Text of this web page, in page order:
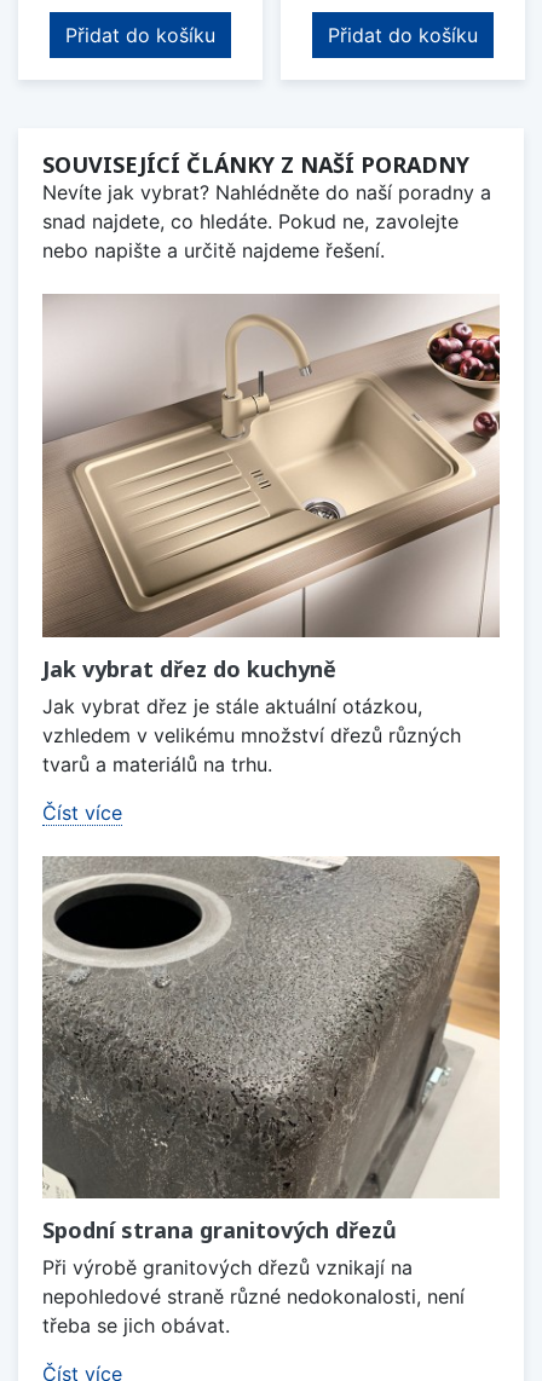
Přidat do košíku Přidat do košíku
SOUVISEJÍCÍ ČLÁNKY Z NAŠÍ PORADNY
Nevíte jak vybrat? Nahlédněte do naší poradny a
snad najdete, co hledáte. Pokud ne, zavolejte
nebo napište a určitě najdeme řešení.
Jak vybrat dřez do kuchyně
Jak vybrat dřez je stále aktuální otázkou,
vzhledem v velikému množství dřezů různých
tvarů a materiálů na trhu.
Číst více
Spodní strana granitových dřezů
Při výrobě granitových dřezů vznikají na
nepohledové straně různé nedokonalosti, není
třeba se jich obávat.
Číst více